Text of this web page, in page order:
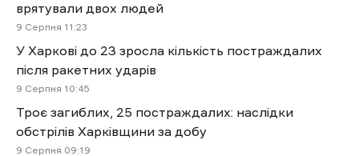
врятували двох людей
9 Cерпня 11:23
У Харкові до 23 зросла кількість постраждалих
після ракетних ударів
9 Cерпня 10:45
Троє загиблих, 25 постраждалих: наслідки
обстрілів Харківщини за добу
9 Cерпня 09:19